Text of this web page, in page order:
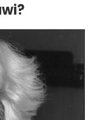
?